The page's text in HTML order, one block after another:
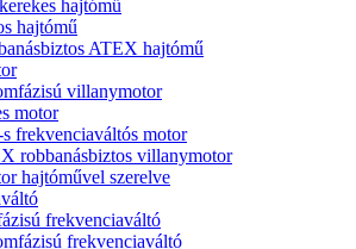
hajtómű
hajtómű
ATEX hajtómű
villanymotor
motor
frekvenciaváltós motor
robbanásbiztos villanymotor
hajtóművel szerelve
frekvenciaváltó
frekvenciaváltó